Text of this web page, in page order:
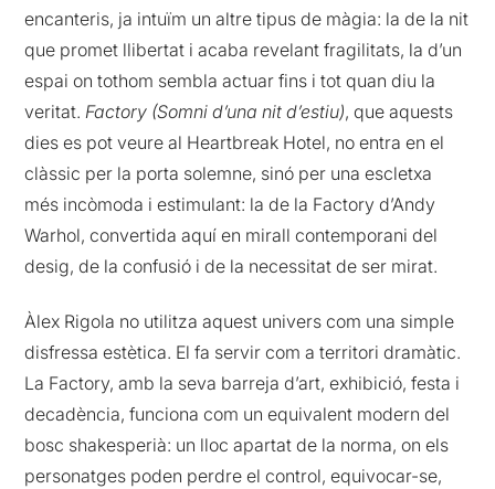
encanteris, ja intuïm un altre tipus de màgia: la de la nit
que promet llibertat i acaba revelant fragilitats, la d’un
espai on tothom sembla actuar fins i tot quan diu la
veritat. Factory (Somni d’una nit d’estiu), que aquests
dies es pot veure al Heartbreak Hotel, no entra en el
clàssic per la porta solemne, sinó per una escletxa
més incòmoda i estimulant: la de la Factory d’Andy
Warhol, convertida aquí en mirall contemporani del
desig, de la confusió i de la necessitat de ser mirat.
Àlex Rigola no utilitza aquest univers com una simple
disfressa estètica. El fa servir com a territori dramàtic.
La Factory, amb la seva barreja d’art, exhibició, festa i
decadència, funciona com un equivalent modern del
bosc shakesperià: un lloc apartat de la norma, on els
personatges poden perdre el control, equivocar-se,